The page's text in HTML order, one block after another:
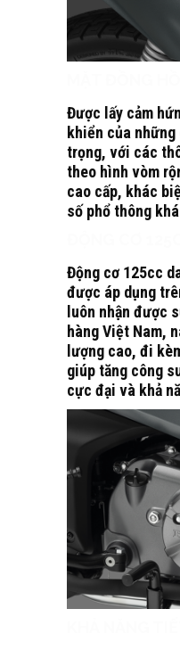
Được lấy cảm
khiển của
trọng, với các
theo hình vòm
cao cấp, khác
số phổ thông
Động cơ 125cc
được áp dụng
luôn nhận được
hàng Việt Nam,
lượng cao, đi
giúp tăng công
cực đại và khả